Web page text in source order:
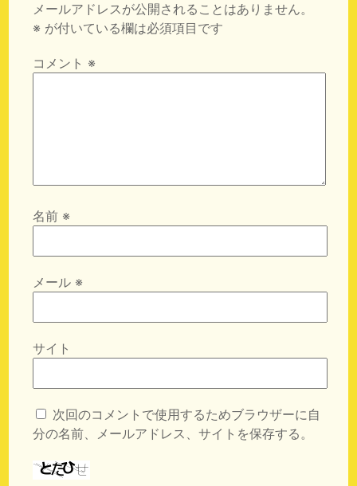
メールアドレスが公開されることはありません。
※ が付いている欄は必須項目です
コメント ※
名前 ※
メール ※
サイト
次回のコメントで使用するためブラウザーに自
分の名前、メールアドレス、サイトを保存する。